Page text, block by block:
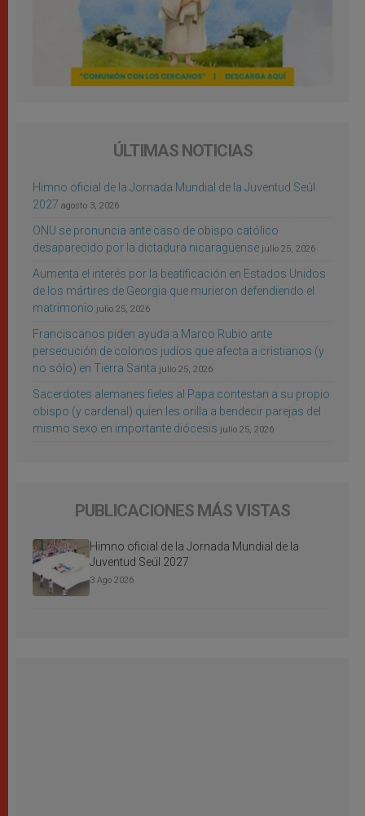
ÚLTIMAS NOTICIAS
Himno oficial de la Jornada Mundial de la Juventud Seúl
2027 agosto 3, 2026
ONU se pronuncia ante caso de obispo católico
desaparecido por la dictadura nicaragüense julio 25, 2026
Aumenta el interés por la beatificación en Estados Unidos
de los mártires de Georgia que murieron defendiendo el
matrimonio julio 25, 2026
Franciscanos piden ayuda a Marco Rubio ante
persecución de colonos judíos que afecta a cristianos (y
no sólo) en Tierra Santa julio 25, 2026
Sacerdotes alemanes fieles al Papa contestan a su propio
obispo (y cardenal) quien les orilla a bendecir parejas del
mismo sexo en importante diócesis julio 25, 2026
PUBLICACIONES MÁS VISTAS
Himno oficial de la Jornada Mundial de la
Juventud Seúl 2027
3 Ago 2026